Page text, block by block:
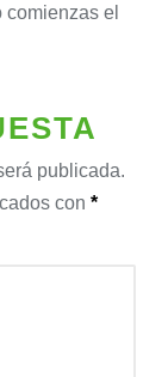
el
publicada.
con *